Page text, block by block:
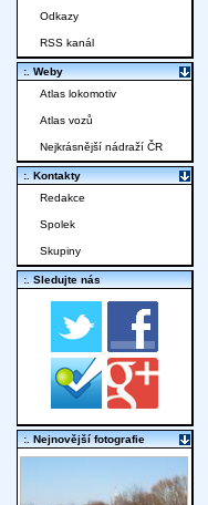
Odkazy
RSS kanál
:. Weby
Atlas lokomotiv
Atlas vozů
Nejkrásnější nádraží ČR
:. Kontakty
Redakce
Spolek
Skupiny
:. Sledujte nás
:. Nejnovější fotografie